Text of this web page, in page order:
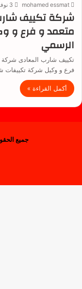
mohamed essmat 3 نوفمبر، 2019
شركة تكييف
متعمد و فرع و
الرسمي
تكييف شارب المعادى شركة
فرع و وكيل شركة
أكمل القراءة »
جميع